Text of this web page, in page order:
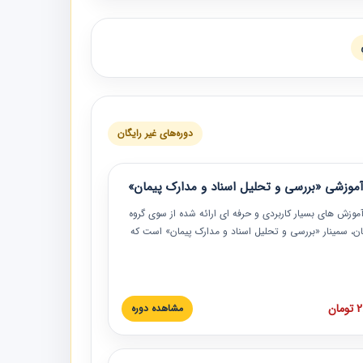
دوره‌های غیر رایگان
«بررسی و تحلیل اسناد و مدارک پیمان»
های بسیار کاربردی و حرفه‏ ای ارائه شده از سوی گروه
سمینار «بررسی و تحلیل اسناد و مدارک پیمان» است که
این خصوص ارائه شده است.
مشاهده دوره